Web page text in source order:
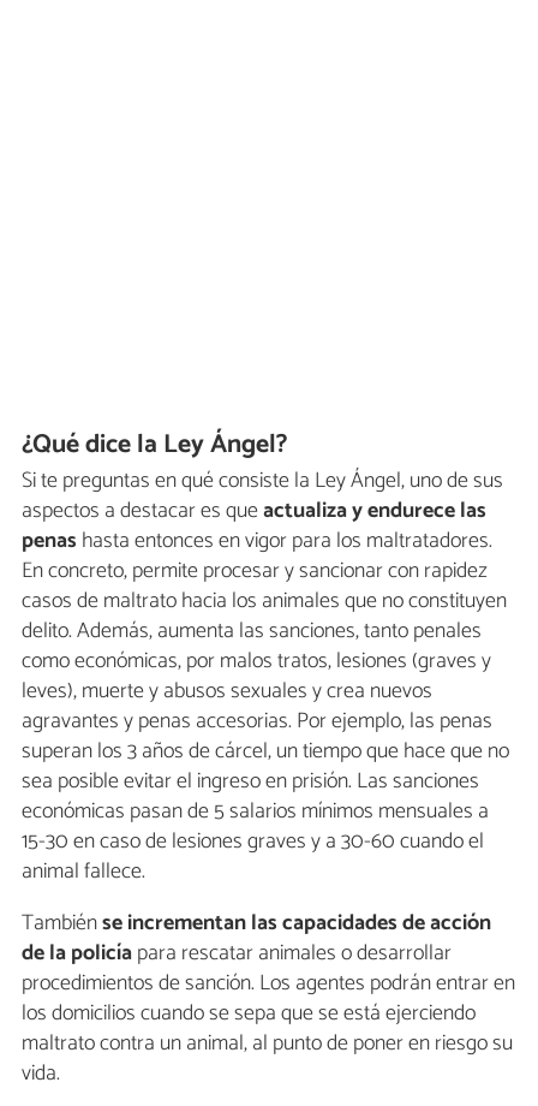
¿Qué dice la Ley Ángel?
Si te preguntas en qué consiste la Ley Ángel, uno de sus
aspectos a destacar es queactualiza y endurece las
penas hasta entonces en vigor para los maltratadores.
En concreto, permite procesar y sancionar con rapidez
casos de maltrato hacia los animales que no constituyen
delito. Además, aumenta las sanciones, tanto penales
como económicas, por malos tratos, lesiones (graves y
leves), muerte y abusos sexuales y crea nuevos
agravantes y penas accesorias. Por ejemplo, las penas
superan los 3 años de cárcel, un tiempo que hace que no
sea posible evitar el ingreso en prisión. Las sanciones
económicas pasan de 5 salarios mínimos mensuales a
15-30 en caso de lesiones graves y a 30-60 cuando el
animal fallece.
Tambiénse incrementan las capacidades de acción
de la policíapara rescatar animales o desarrollar
procedimientos de sanción. Los agentes podrán entrar en
los domicilios cuando se sepa que se está ejerciendo
maltrato contra un animal, al punto de poner en riesgo su
vida.